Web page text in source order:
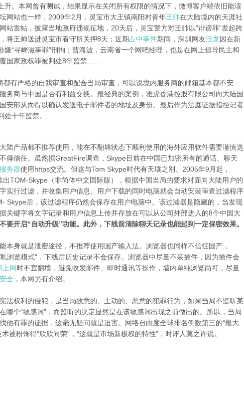
升。本网曾有测试，结果显示在关闭所有权限的情况下，微博客户端依旧能读
网站也一样，2009年2月，灵宝市大王镇南阳村青年王帅在大陆境内的天涯社
站发帖，披露当地政府违规征地，20天后，灵宝警方对王帅以“诽谤罪”发起跨
将王帅送进灵宝市看守所关押8天；近期占中事件期间，深圳网友汪龙因在新
嫌“寻衅滋事罪”刑拘；曹海波，云南省一个网吧经理，也是在网上倡导民主和
国家政权罪被判处8年监禁……
有严格的自我审查和配合当局审查，可以说境内服务商的邮箱基本都不安
务商与中国是否有利益交换。最经典的案例，雅虎香港控股有限公司向大陆国
安部从而得以确认发送电子邮件者的地址及身份。最后作为法庭证据指控记者
处十年监禁。
陆产品都不推荐使用，能在不翻墙状态下顺利使用的海外应用软件需要谨慎选
得信任。虽然据GreatFire调查，Skype目前在中国已加密所有的通话、聊天
务器使用https交流。但这与Tom Skype时代有天壤之别。2005年9月起，
出TOM-Skype（非简体中文国际版），根据中国当局的要求对面向大陆用户的
实行过滤，并收集用户信息。用户下载的同时电脑就会自动安装审查过滤程序
Skype后，该过滤程序仍然会保存在用户电脑中。该过滤器是隐藏的，当发现
关键字将文字记录和用户信息上传并存放在可以从公司外部进入的8个中国大
要开启“自动升级”功能。此外，下线前清除聊天记录也能起到一定保密效果。
本身就是泄密途径，不推荐使用国产输入法。浏览器也同样不信任国产，
浏览模式”，下线后历史记录不会保存。浏览器中尽量不装插件，因为插件会
上网时不宜翻墙，避免收发邮件、即时通讯等操作，墙内单纯浏览尚可，尽量
全 ，本网另有介绍。
法权利的侵犯，是当局故意的、主动的、恶意的犯罪行为，如果当局不监听某
哪个“敏感词”，而监听的决定显然是在该敏感词出现之前做出的。所以，当局
他有罪的证据，这毫无疑问就是迫害。网络自由度全球排名倒数第三的“最大
被粉饰得“欣欣向荣”，“这就是市场新极权的特性”，时评人莫之许说。